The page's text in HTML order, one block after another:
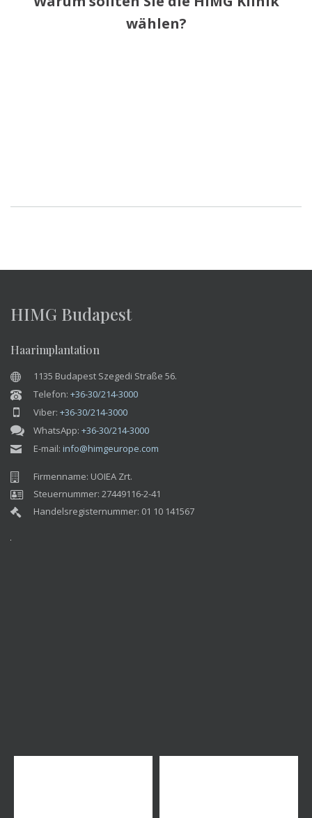
HIMG Budapest
Haarimplantation
1135 Budapest Szegedi Straße 56.
Telefon: +36-30/214-3000
Viber: +36-30/214-3000
WhatsApp: +36-30/214-3000
E-mail: info@himgeurope.com
Firmenname: UOIEA Zrt.
Steuernummer: 27449116-2-41
Handelsregisternummer: 01 10 141567